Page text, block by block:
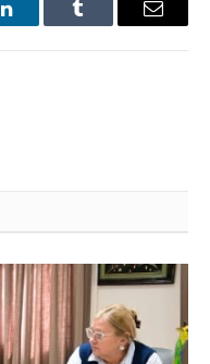
LinkedInTumblr Email